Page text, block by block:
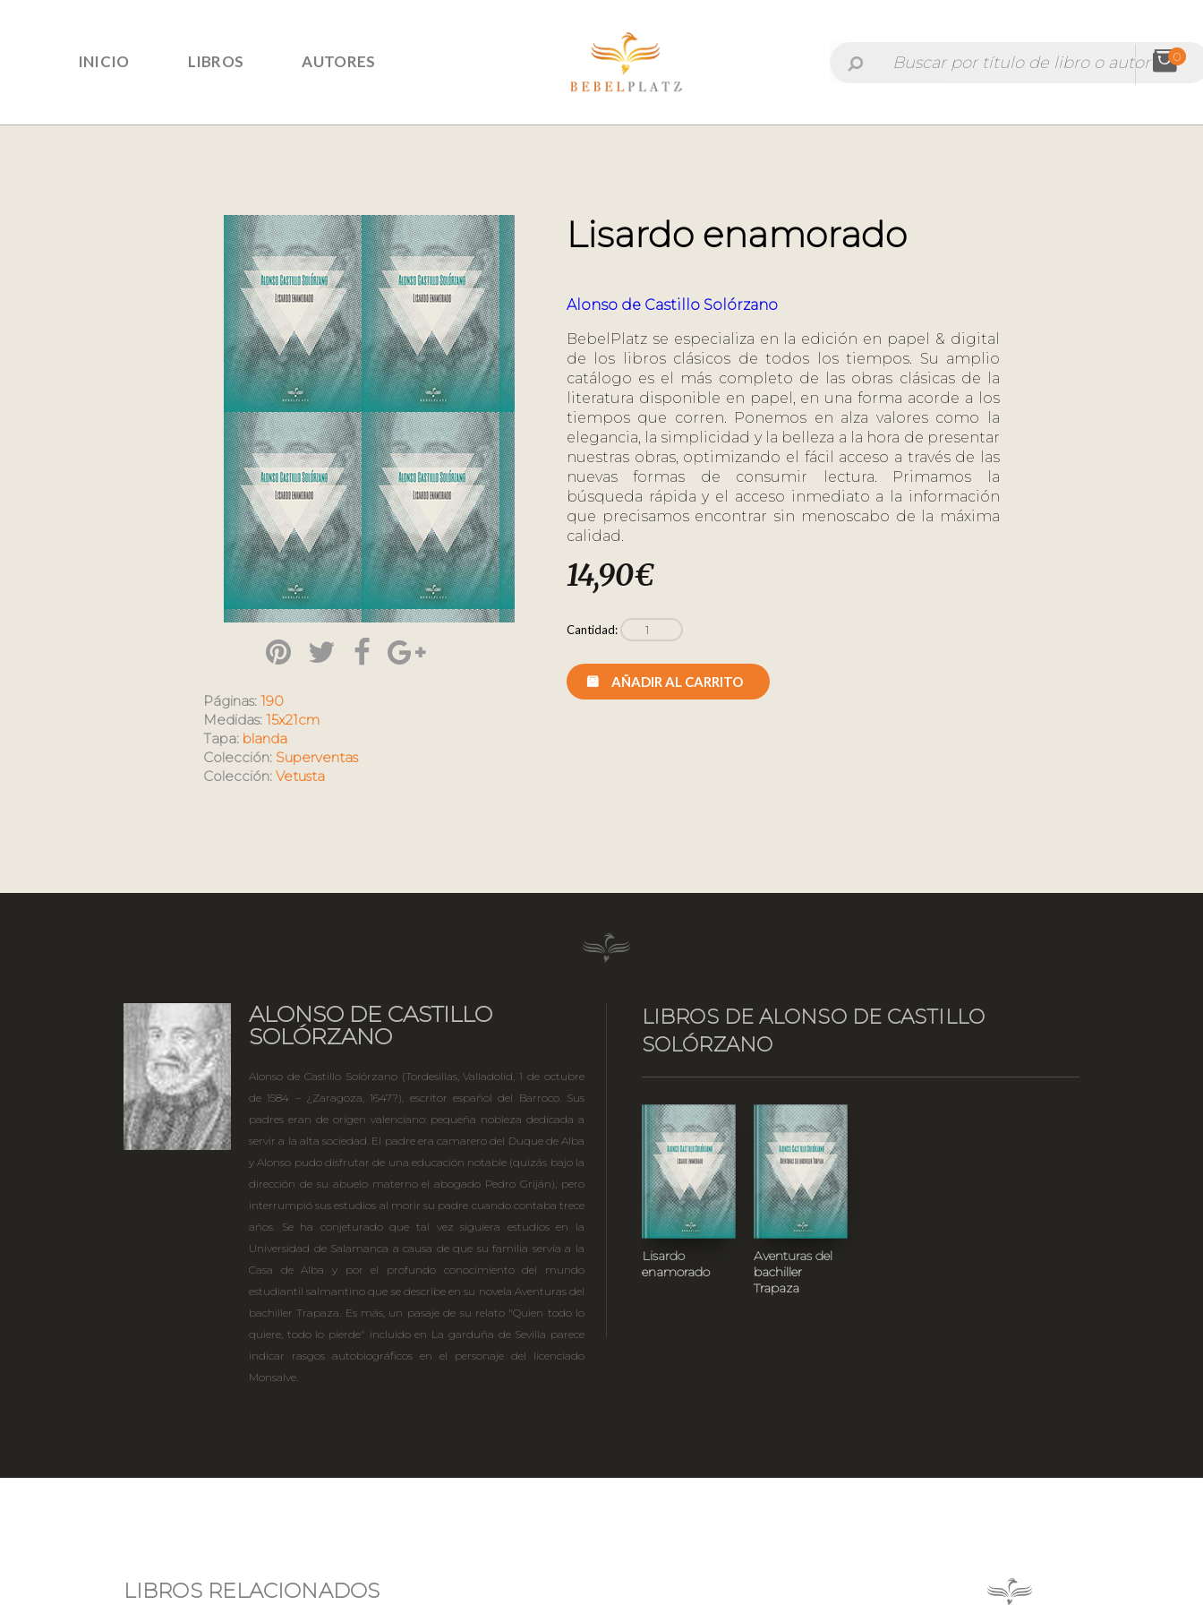
INICIO LIBROS AUTORES 0
Páginas: 190
Medidas: 15x21cm
Tapa: blanda
Colección: Superventas
Colección: Vetusta
Lisardo enamorado
Alonso de Castillo Solórzano
BebelPlatz se especializa en la edición en papel & digital
de los libros clásicos de todos los tiempos. Su amplio
catálogo es el más completo de las obras clásicas de la
literatura disponible en papel, en una forma acorde a los
tiempos que corren. Ponemos en alza valores como la
elegancia, la simplicidad y la belleza a la hora de presentar
nuestras obras, optimizando el fácil acceso a través de las
nuevas formas de consumir lectura. Primamos la
búsqueda rápida y el acceso inmediato a la información
que precisamos encontrar sin menoscabo de la máxima
calidad.
14,90€
Cantidad:
AÑADIR AL CARRITO
ALONSO DE CASTILLO
SOLÓRZANO
Alonso de Castillo Solórzano (Tordesillas, Valladolid, 1 de octubre
de 1584 – ¿Zaragoza, 1647?), escritor español del Barroco. Sus
padres eran de origen valenciano: pequeña nobleza dedicada a
servir a la alta sociedad. El padre era camarero del Duque de Alba
y Alonso pudo disfrutar de una educación notable (quizás bajo la
dirección de su abuelo materno el abogado Pedro Griján), pero
interrumpió sus estudios al morir su padre cuando contaba trece
años. Se ha conjeturado que tal vez siguiera estudios en la
Universidad de Salamanca a causa de que su familia servía a la
Casa de Alba y por el profundo conocimiento del mundo
estudiantil salmantino que se describe en su novela Aventuras del
bachiller Trapaza. Es más, un pasaje de su relato "Quien todo lo
quiere, todo lo pierde" incluido en La garduña de Sevilla parece
indicar rasgos autobiográficos en el personaje del licenciado
Monsalve.
LIBROS DE ALONSO DE CASTILLO
SOLÓRZANO
Lisardo
enamorado
Aventuras del
bachiller
Trapaza
LIBROS RELACIONADOS